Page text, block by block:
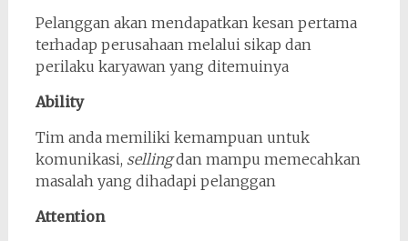
Pelanggan akan mendapatkan kesan pertama
terhadap perusahaan melalui sikap dan
perilaku karyawan yang ditemuinya
Ability
Tim anda memiliki kemampuan untuk
komunikasi, sellingdan mampu memecahkan
masalah yang dihadapi pelanggan
Attention